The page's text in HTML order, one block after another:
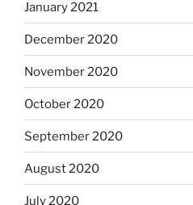
January 2021
December 2020
November 2020
October 2020
September 2020
August 2020
July 2020